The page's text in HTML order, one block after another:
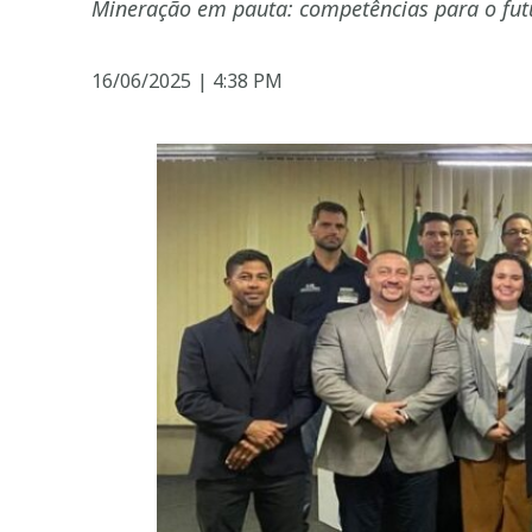
Mineração em pauta: competências para o
16/06/2025 | 4:38 PM